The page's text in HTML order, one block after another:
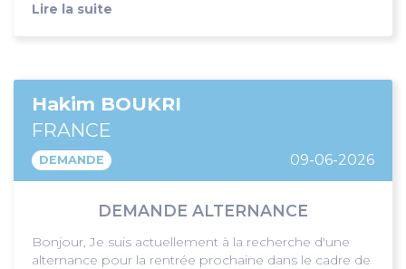
Lire la suite
Hakim BOUKRI
FRANCE
DEMANDE 09-06-2026
DEMANDE ALTERNANCE
Bonjour, Je suis actuellement à la recherche d'une
alternance pour la rentrée prochaine dans le cadre de